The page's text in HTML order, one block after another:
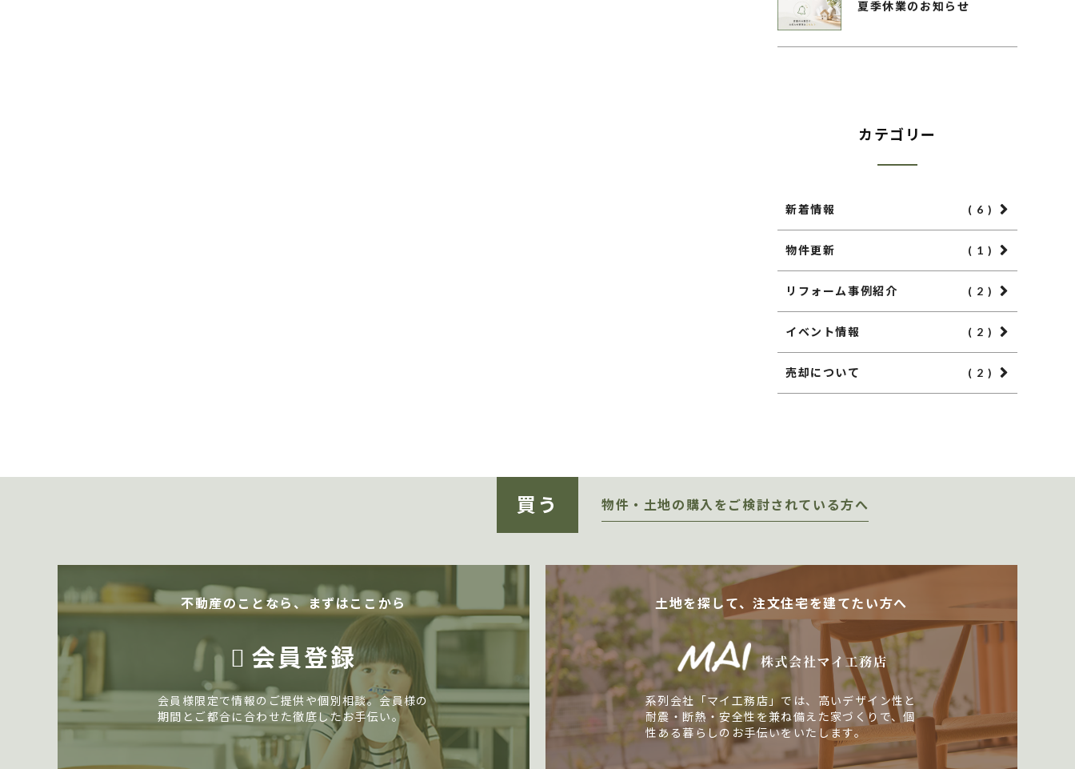
夏季休業のお知らせ
カテゴリー
新着情報 ( 6 )
物件更新 ( 1 )
リフォーム事例紹介 ( 2 )
イベント情報 ( 2 )
売却について ( 2 )
買う 物件・土地の購入をご検討されている方へ
不動産のことなら、まずはここから
会員登録
会員様限定で情報のご提供や個別相談。会員様の
期間とご都合に合わせた徹底したお手伝い。
土地を探して、注文住宅を建てたい方へ
系列会社「マイ工務店」では、高いデザイン性と
耐震・断熱・安全性を兼ね備えた家づくりで、個
性ある暮らしのお手伝いをいたします。